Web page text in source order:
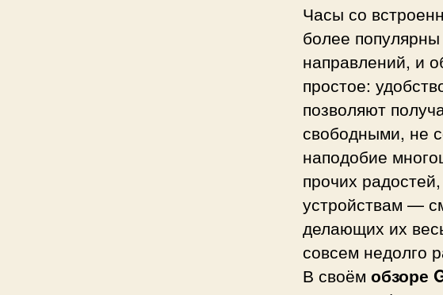
Часы со
более
направлений, и
простое:
позволяют
свободными, не
наподобие
прочих
устройствам —
делающих их
совсем недолго
В своём обзоре